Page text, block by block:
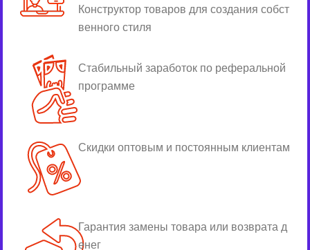
Конструктор товаров для создания собст
венного стиля
Стабильный заработок по реферальной
программе
Скидки оптовым и постоянным клиентам
Гарантия замены товара или возврата д
енег